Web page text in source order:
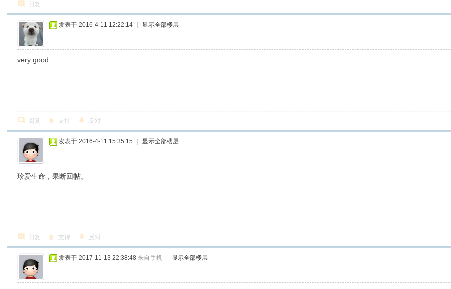
回复
发表于 2016-4-11 12:22:14 显示全部楼层
very good
回复 支持 反对
发表于 2016-4-11 15:35:15 显示全部楼层
珍爱生命，果断回帖。
回复 支持 反对
发表于 2017-11-13 22:38:48 来自手机 显示全部楼层